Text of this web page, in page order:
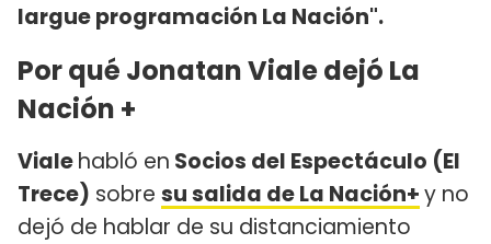
largue programación La Nación".
Por qué Jonatan Viale dejó La
Nación +
Vialehabló en Socios del Espectáculo (El
Trece) sobre su salida de La Nación+y no
dejó de hablar de su distanciamiento